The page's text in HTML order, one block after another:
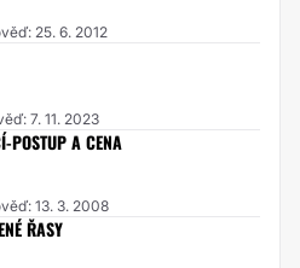
25. 6. 2012
7. 11. 2023
POSTUP A CENA
13. 3. 2008
ŘASY